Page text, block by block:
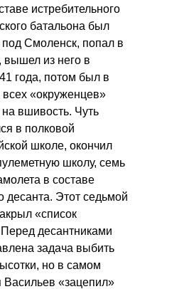
истребительного
батальона был
Смоленск, попал в
вышел из него в
года, потом был в
всех «окруженцев»
вшивость. Чуть
в полковой
школе, окончил
школу, семь
в составе
десанта. Этот седьмой
«список
десантниками
задача выбить
но в самом
Васильев «зацепил»